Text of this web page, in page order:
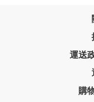
運送
購